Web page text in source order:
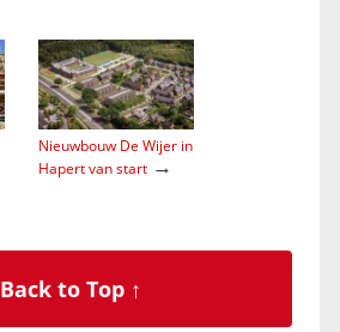
Nieuwbouw De Wijer in
Hapert van start→
Back to Top ↑